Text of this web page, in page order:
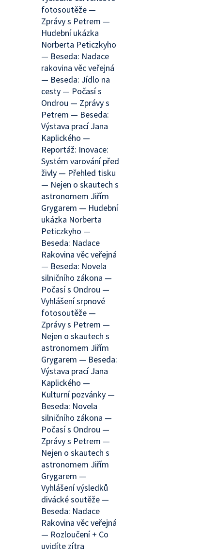
fotosoutěže —
Zprávy s Petrem —
Hudební ukázka
Norberta Peticzkyho
— Beseda: Nadace
rakovina věc veřejná
— Beseda: Jídlo na
cesty — Počasí s
Ondrou — Zprávy s
Petrem — Beseda:
Výstava prací Jana
Kaplického —
Reportáž: Inovace:
Systém varování před
živly — Přehled tisku
— Nejen o skautech s
astronomem Jiřím
Grygarem — Hudební
ukázka Norberta
Peticzkyho —
Beseda: Nadace
Rakovina věc veřejná
— Beseda: Novela
silničního zákona —
Počasí s Ondrou —
Vyhlášení srpnové
fotosoutěže —
Zprávy s Petrem —
Nejen o skautech s
astronomem Jiřím
Grygarem — Beseda:
Výstava prací Jana
Kaplického —
Kulturní pozvánky —
Beseda: Novela
silničního zákona —
Počasí s Ondrou —
Zprávy s Petrem —
Nejen o skautech s
astronomem Jiřím
Grygarem —
Vyhlášení výsledků
divácké soutěže —
Beseda: Nadace
Rakovina věc veřejná
— Rozloučení + Co
uvidíte zítra